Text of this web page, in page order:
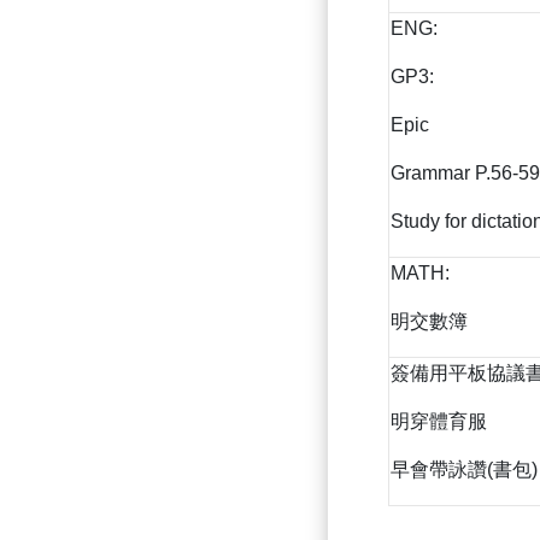
ENG:
GP3:
Epic
Grammar P.56-59
Study for
MATH:
明交數簿
簽備用平板協議
明穿體育服
早會帶詠讚(書包)